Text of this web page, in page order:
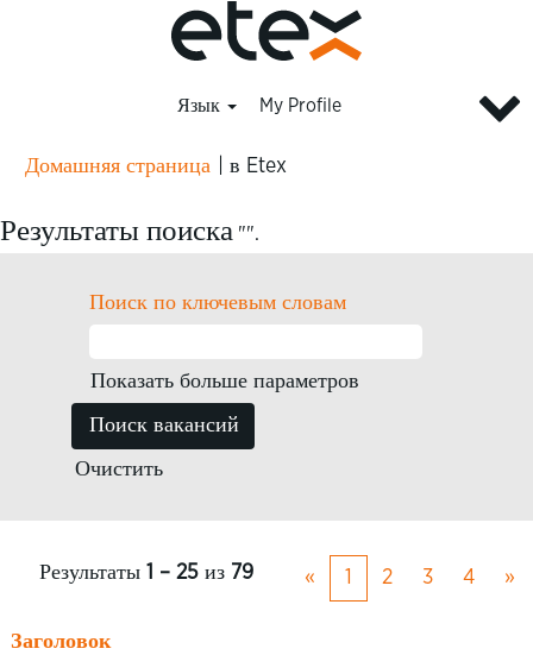
Язык My Profile
Домашняя страница в Etex
Результаты поиска "".
Поиск по ключевым словам
Показать больше параметров
Очистить
Результаты 1 – 25 из 79 « 1 2 3 4 »
Заголовок